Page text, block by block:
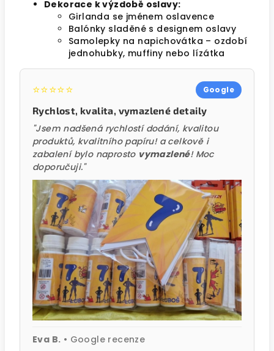
Dekorace k výzdobě oslavy:
Girlanda se jménem oslavence
Balónky sladěné s designem oslavy
Samolepky na napichovátka – ozdobí
jednohubky, muffiny nebo lízátka
⭐⭐⭐⭐⭐ Google
Rychlost, kvalita, vymazlené detaily
"Jsem nadšená rychlostí dodání, kvalitou
produktů, kvalitního papíru! a celkově i
zabalení bylo naprosto vymazlené! Moc
doporučuji."
Eva B. • Google recenze